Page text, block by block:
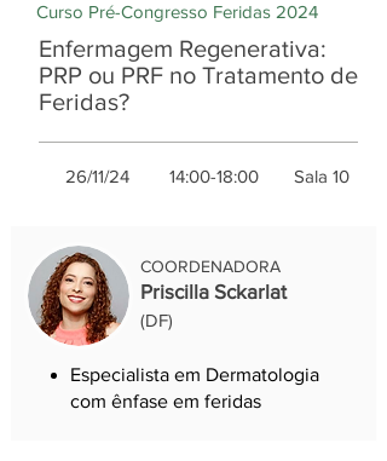
Curso Pré-Congresso Feridas 2024
Enfermagem Regenerativa:
PRP ou PRF no Tratamento de
Feridas?
26/11/24 14:00-18:00 Sala 10
COORDENADORA
Priscilla Sckarlat
(DF)
Especialista em Dermatologia
com ênfase em feridas